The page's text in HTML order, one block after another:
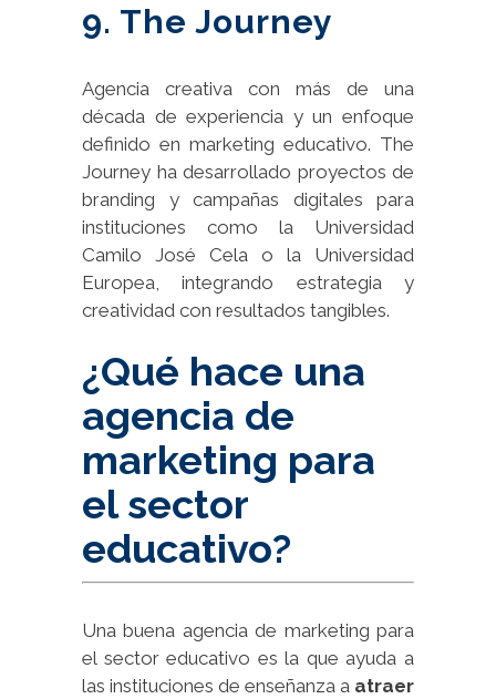
9. The Journey
Agencia creativa con más de una
década de experiencia y un enfoque
definido en marketing educativo. The
Journey ha desarrollado proyectos de
branding y campañas digitales para
instituciones como la Universidad
Camilo José Cela o la Universidad
Europea, integrando estrategia y
creatividad con resultados tangibles.
¿Qué hace una
agencia de
marketing para
el sector
educativo?
Una buena agencia de marketing para
el sector educativo es la que ayuda a
las instituciones de enseñanza a atraer